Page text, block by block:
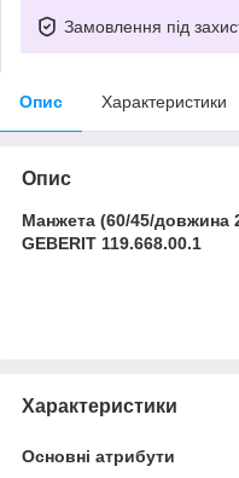
Замовлення під
Опис Характеристики
Опис
Манжета (60/45/довжина
GEBERIT 119.668.00.1
Характеристики
Основні атрибути